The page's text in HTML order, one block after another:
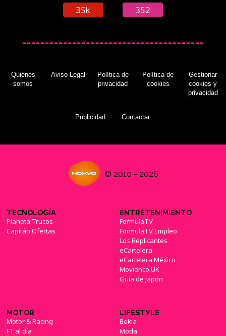
35k 352
Quiénes
somos
Aviso Legal
Política de
privacidad
Política de
cookies
Gestionar
cookies y
privacidad
Publicidad Contactar
© 2010 - 2026
TECNOLOGÍA
Planeta Trucos
Capitán Ofertas
ENTRETENIMIENTO
FormulaTV
FormulaTV Empleo
Los Replicantes
eCartelera
eCartelera México
Movienco UK
Guía de Japón
MOTOR
Motor & Racing
F1 al día
LIFESTYLE
Bekia
Moda